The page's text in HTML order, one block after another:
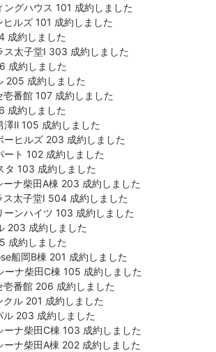
グハウス 101 成約しました
ルズ 101 成約しました
成約しました
太子堂Ⅰ 303 成約しました
成約しました
205 成約しました
番館 107 成約しました
成約しました
Ⅱ 105 成約しました
ヒルズ 203 成約しました
ト 102 成約しました
103 成約しました
ナ柴田A棟 203 成約しました
太子堂Ⅰ 504 成約しました
ンハイツ 103 成約しました
203 成約しました
成約しました
船岡B棟 201 成約しました
ナ柴田C棟 105 成約しました
番館 206 成約しました
ル 201 成約しました
203 成約しました
ナ柴田C棟 103 成約しました
ナ柴田A棟 202 成約しました